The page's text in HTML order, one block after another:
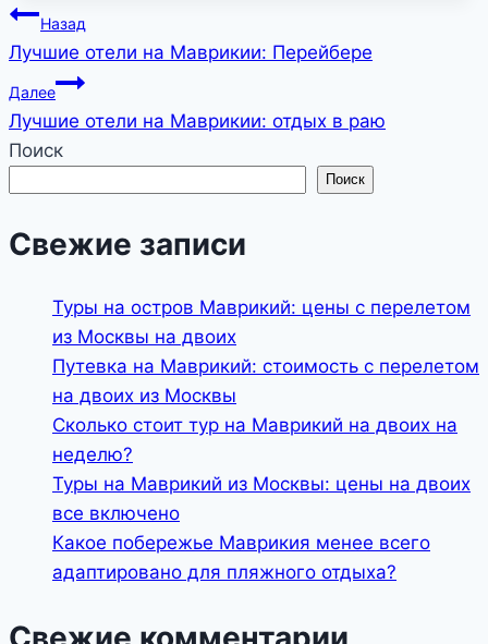
Навигация
по
записям
Назад
Лучшие отели на Маврикии: Перейбере
Далее
Лучшие отели на Маврикии: отдых в раю
Поиск
Поиск
Свежие записи
Туры на остров Маврикий: цены с перелетом
из Москвы на двоих
Путевка на Маврикий: стоимость с перелетом
на двоих из Москвы
Сколько стоит тур на Маврикий на двоих на
неделю?
Туры на Маврикий из Москвы: цены на двоих
все включено
Какое побережье Маврикия менее всего
адаптировано для пляжного отдыха?